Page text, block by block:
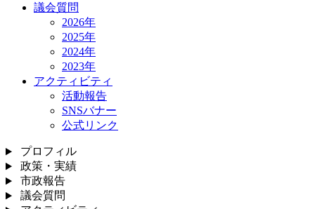
議会質問
2026年
2025年
2024年
2023年
アクティビティ
活動報告
SNSバナー
公式リンク
プロフィル
政策・実績
市政報告
議会質問